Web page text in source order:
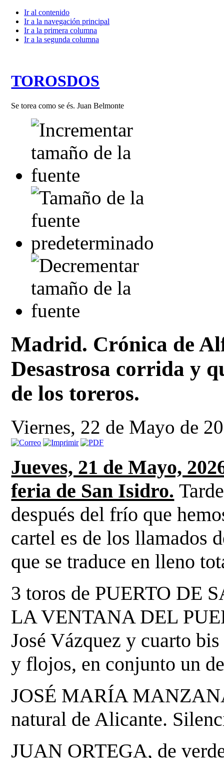
Ir al contenido
Ir a la navegación principal
Ir a la primera columna
Ir a la segunda columna
TOROSDOS
Se torea como se és. Juan Belmonte
Madrid. Crónica de
Desastrosa corrida y
de los toreros.
Viernes, 22 de Mayo de
Jueves, 21 de Mayo,
feria de San Isidro.
después del frío que
cartel es de los llamados
que se traduce en lleno
3 toros de PUERTO DE
LA VENTANA DEL
José Vázquez y cuarto
y flojos, en conjunto un
JOSÉ MARÍA
natural de Alicante.
JUAN ORTEGA, de